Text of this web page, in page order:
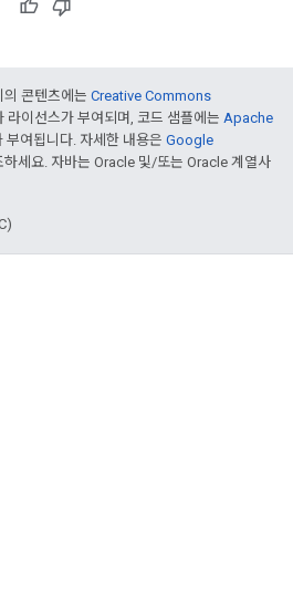
의 콘텐츠에는 Creative Commons
라이선스가 부여되며, 코드 샘플에는 Apache
부여됩니다. 자세한 내용은 Google
하세요. 자바는 Oracle 및/또는 Oracle 계열사